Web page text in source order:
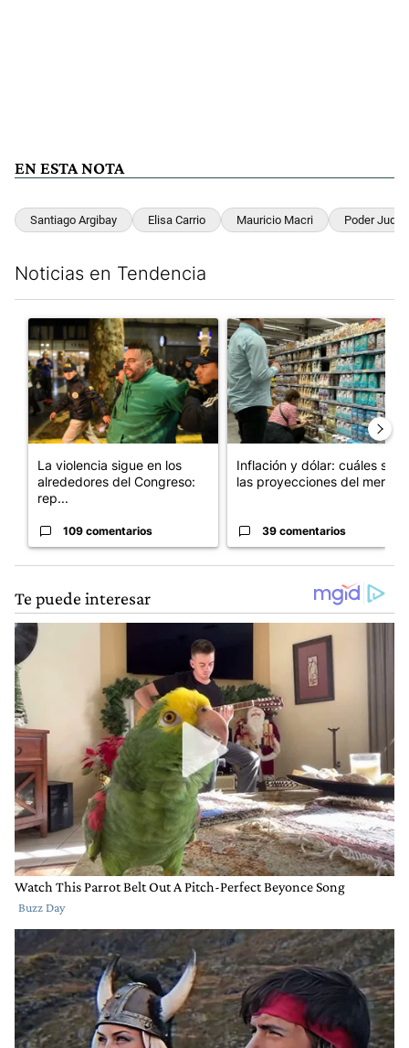
EN ESTA NOTA
Santiago Argibay Elisa Carrio Mauricio Macri Poder
Noticias en Tendencia
Un artículo de tendencia con el título "La violencia sigue en
La violencia sigue en los
alrededores del Congreso:
rep...
109 comentarios
Un artículo de tendencia con
Inflación y dólar: cuáles son
las proyecciones del merc...
39 comentarios